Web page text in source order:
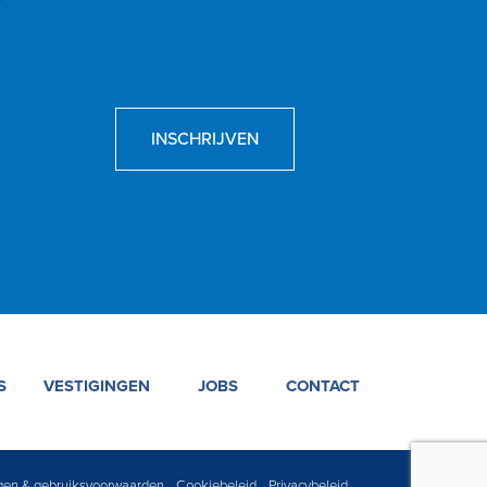
INSCHRIJVEN
VESTIGINGEN JOBS CONTACT